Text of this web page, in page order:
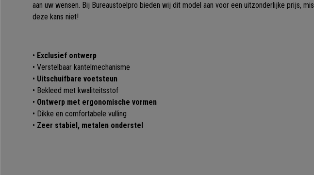
aan uw wensen. Bij Bureaustoelpro bieden wij dit model aan voor een uitzonderlijke prijs, mis
deze kans niet!
• Exclusief ontwerp
• Verstelbaar kantelmechanisme
• Uitschuifbare voetsteun
• Bekleed met kwaliteitsstof
• Ontwerp met ergonomische vormen
• Dikke en comfortabele vulling
• Zeer stabiel, metalen onderstel